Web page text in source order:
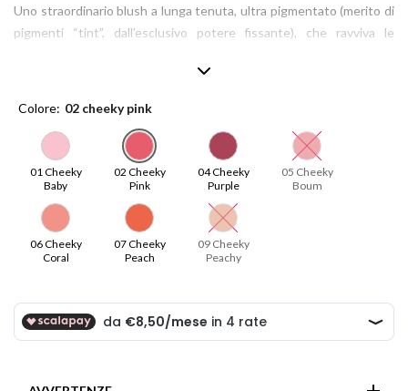
Uno straordinario blush a lunga tenuta, ultra pigmentato (merito di
pigmenti “tint”, dall’esclusivo potere fissante), che ravviva le
l’intensità: un velo di colore idealmente modulabile.
Complesso Antinquinamento, che contrasta l’invecchiamento
cutaneo precoce, custodisce un prezioso olio di nocciola, che
assicura alla pelle nutrimento e comfort
Colore 02 cheeky pink
01 Cheeky
Baby
02 Cheeky
Pink
04 Cheeky
Purple
05 Cheeky
Boum
06 Cheeky
Coral
07 Cheeky
Peach
09 Cheeky
Peachy